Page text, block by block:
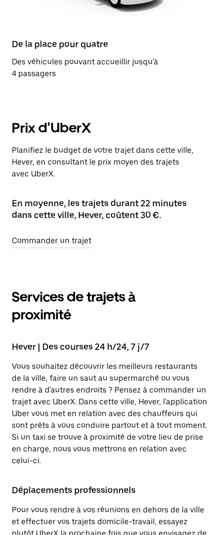
De la place pour quatre
Des véhicules pouvant accueillir jusqu'à
4 passagers
Prix d'UberX
Planifiez le budget de votre trajet dans cette ville,
Hever, en consultant le prix moyen des trajets
avec UberX.
En moyenne, les trajets durant 22 minutes
dans cette ville, Hever, coûtent 30 €.
Commander un trajet
Services de trajets à
proximité
Hever | Des courses 24 h/24, 7 j/7
Vous souhaitez découvrir les meilleurs restaurants
de la ville, faire un saut au supermarché ou vous
rendre à d'autres endroits ? Pensez à commander un
trajet avec UberX. Dans cette ville, Hever, l'application
Uber vous met en relation avec des chauffeurs qui
sont prêts à vous conduire partout et à tout moment.
Si un taxi se trouve à proximité de votre lieu de prise
en charge, nous vous mettrons en relation avec
celui-ci.
Déplacements professionnels
Pour vous rendre à vos réunions en dehors de la ville
et effectuer vos trajets domicile-travail, essayez